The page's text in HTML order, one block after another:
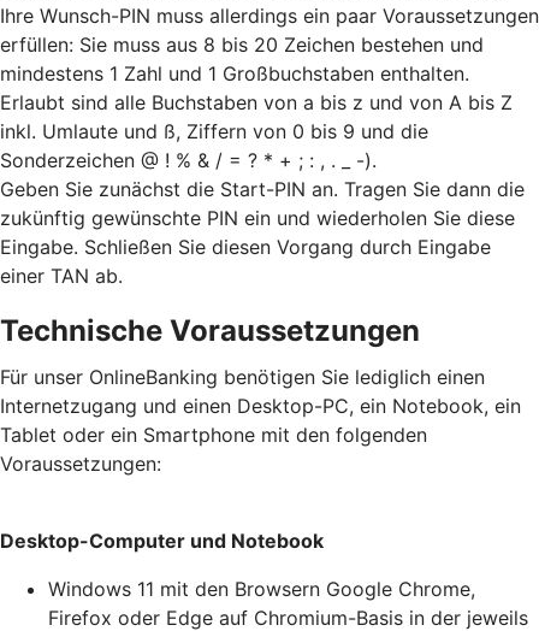
Ihre Wunsch-PIN muss allerdings ein paar Voraussetzungen
erfüllen: Sie muss aus 8 bis 20 Zeichen bestehen und
mindestens 1 Zahl und 1 Großbuchstaben enthalten.
Erlaubt sind alle Buchstaben von a bis z und von A bis Z
inkl. Umlaute und ß, Ziffern von 0 bis 9 und die
Sonderzeichen @ ! % & / = ? * + ; : , . _ -).
Geben Sie zunächst die Start-PIN an. Tragen Sie dann die
zukünftig gewünschte PIN ein und wiederholen Sie diese
Eingabe. Schließen Sie diesen Vorgang durch Eingabe
einer TAN ab.
Technische Voraussetzungen
Für unser OnlineBanking benötigen Sie lediglich einen
Internetzugang und einen Desktop-PC, ein Notebook, ein
Tablet oder ein Smartphone mit den folgenden
Voraussetzungen:
Desktop-Computer und Notebook
Windows 11 mit den Browsern Google Chrome,
Firefox oder Edge auf Chromium-Basis in der jeweils